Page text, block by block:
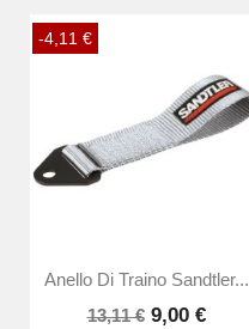
-4,11 €
Anello Di Traino Sandtler...
13,11 € 9,00 €